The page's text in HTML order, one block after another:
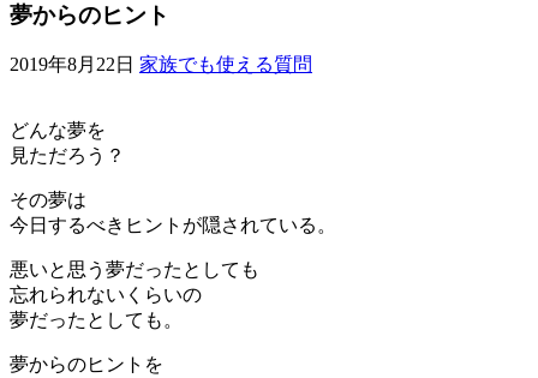
夢からのヒント
2019年8月22日 家族でも使える質問
どんな夢を
見ただろう？
その夢は
今日するべきヒントが隠されている。
悪いと思う夢だったとしても
忘れられないくらいの
夢だったとしても。
夢からのヒントを